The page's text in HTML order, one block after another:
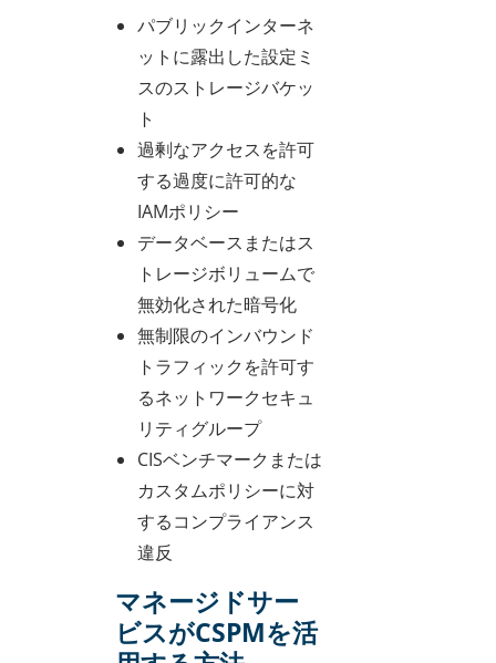
パブリックインターネ
ットに露出した設定ミ
スのストレージバケッ
ト
過剰なアクセスを許可
する過度に許可的な
IAMポリシー
データベースまたはス
トレージボリュームで
無効化された暗号化
無制限のインバウンド
トラフィックを許可す
るネットワークセキュ
リティグループ
CISベンチマークまたは
カスタムポリシーに対
するコンプライアンス
違反
マネージドサー
ビスがCSPMを活